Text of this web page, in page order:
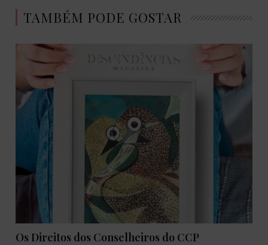
TAMBÉM PODE GOSTAR
Os Direitos dos Conselheiros do CCP